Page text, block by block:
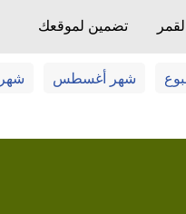
تضمين لموقعك
شهر أغسطس